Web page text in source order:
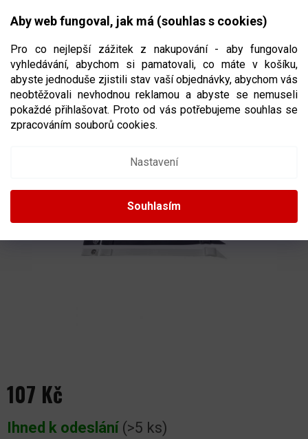
Aby web fungoval, jak má (souhlas s cookies)
Pro co nejlepší zážitek z nakupování - aby fungovalo
vyhledávání, abychom si pamatovali, co máte v košíku,
abyste jednoduše zjistili stav vaší objednávky, abychom vás
neobtěžovali nevhodnou reklamou a abyste se nemuseli
pokaždé přihlašovat. Proto od vás potřebujeme souhlas se
zpracováním souborů cookies.
Nastavení
Souhlasím
CZK
NÁKUPNÍ
PÁSEK K HELMĚ POD BRADU BAUER
89811/87112
107 Kč
cena:
Ihned k odeslání (>5 ks)